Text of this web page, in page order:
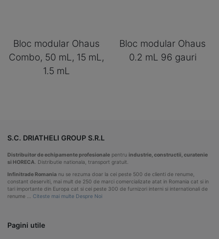
Bloc modular Ohaus
Combo, 50 mL, 15 mL,
1.5 mL
Bloc modular Ohaus
0.2 mL 96 gauri
S.C. DRIATHELI GROUP S.R.L
Distribuitor de echipamente profesionale pentru industrie, constructii, curatenie
si HORECA . Distributie nationala, transport gratuit.
Infinitrade Romania nu se rezuma doar la cei peste 500 de clienti de renume,
constant deserviti, mai mult de 250 de marci comercializate atat in Romania cat si in
tari importante din Europa cat si cei peste 300 de furnizori interni si internationali de
renume … Citeste mai multe Despre Noi
Pagini utile